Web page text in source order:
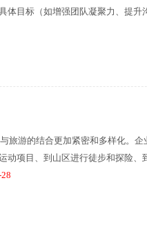
目标（如增强团队凝聚力、提升
旅游的结合更加紧密和多样化。企
动项目、到山区进行徒步和探险、